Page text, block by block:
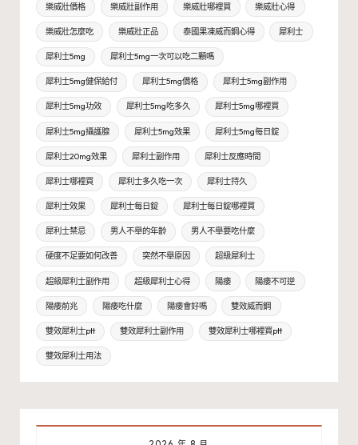
樂威壯價格 樂威壯副作用 樂威壯哪裡買 樂威壯心得
樂威壯怎麼吃 樂威壯正品 泰國果凍威而鋼心得 犀利士
犀利士5mg 犀利士5mg一次可以吃二顆嗎
犀利士5mg健保給付 犀利士5mg價格 犀利士5mg副作用
犀利士5mg功效 犀利士5mg吃多久 犀利士5mg哪裡買
犀利士5mg攝護腺 犀利士5mg效果 犀利士5mg每日錠
犀利士20mg效果 犀利士副作用 犀利士反應時間
犀利士哪裡買 犀利士多久吃一次 犀利士持久
犀利士效果 犀利士每日錠 犀利士每日錠哪裡買
犀利士禁忌 男人不舉的年齡 男人不舉要吃什麼
硬度不足要如何改善 突然不舉原因 超級犀利士
超級犀利士副作用 超級犀利士心得 陽痿 陽痿不可逆
陽痿前兆 陽痿吃什麼 陽痿會好嗎 雙效威而鋼
雙效犀利士ptt 雙效犀利士副作用 雙效犀利士哪裡買ptt
雙效犀利士用法